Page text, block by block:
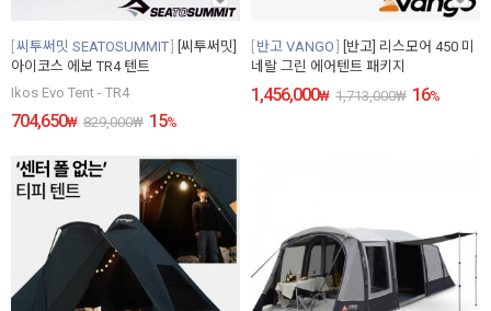
씨투써밋 SEATOSUMMIT
[씨투써밋]
아이코스 에보 TR4 텐트
Ikos Evo Tent - TR4
704,650₩ 829,000₩ 15%
반고 VANGO
[반고] 리스모어 450 미
네랄 그린 에어텐트 패키지
1,456,000₩ 1,713,000₩ 16%